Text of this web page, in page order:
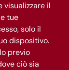
e la
di
visualizzare il
tue
solo il
dispositivo.
previo
ciò sia